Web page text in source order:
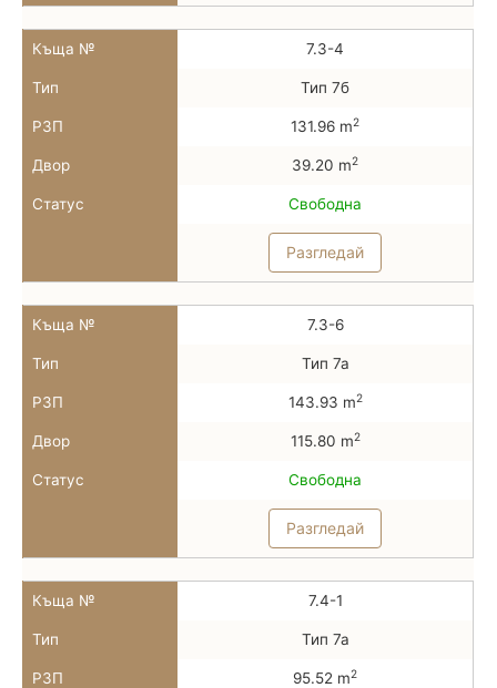
Къща № 7.3-4
Тип Тип 7б
РЗП 131.96 m2
Двор 39.20 m2
Статус Свободна
Разгледай
Къща № 7.3-6
Тип Тип 7а
РЗП 143.93 m2
Двор 115.80 m2
Статус Свободна
Разгледай
Къща № 7.4-1
Тип Тип 7а
РЗП 95.52 m2